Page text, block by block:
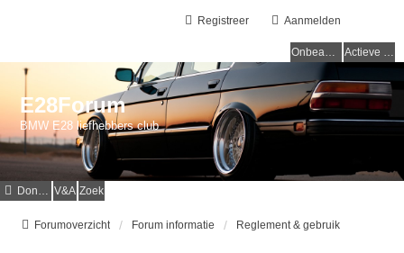
Aanmelden
Registreer
Onbeantwoorde onderwerpen Actieve onderwerpen
E28Forum
BMW E28 liefhebbers club
Donaties V&A Zoek
Forumoverzicht Forum informatie Reglement & gebruik